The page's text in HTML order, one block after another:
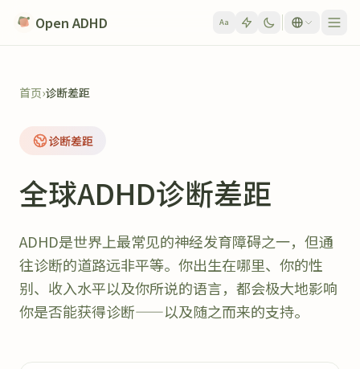
Open ADHD Aa
首页›诊断差距
诊断差距
全球ADHD诊断差距
ADHD是世界上最常见的神经发育障碍之一，但通
往诊断的道路远非平等。你出生在哪里、你的性
别、收入水平以及你所说的语言，都会极大地影响
你是否能获得诊断——以及随之而来的支持。